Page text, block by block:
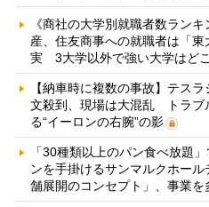
《商社の大学別就職者数ラン
産、住友商事への就職者は「
実 3大学以外で強い大学はど
【納車時に複数の事故】テス
文殺到、現場は大混乱 トラブ
る“イーロンの右腕”の影
「30種類以上のパン食べ放題
ンを手掛けるサンマルクホー
舗展開のコンセプト」、事業